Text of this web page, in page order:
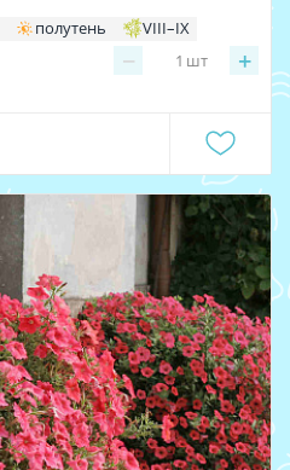
полутень VIII–IX
− +
1 шт